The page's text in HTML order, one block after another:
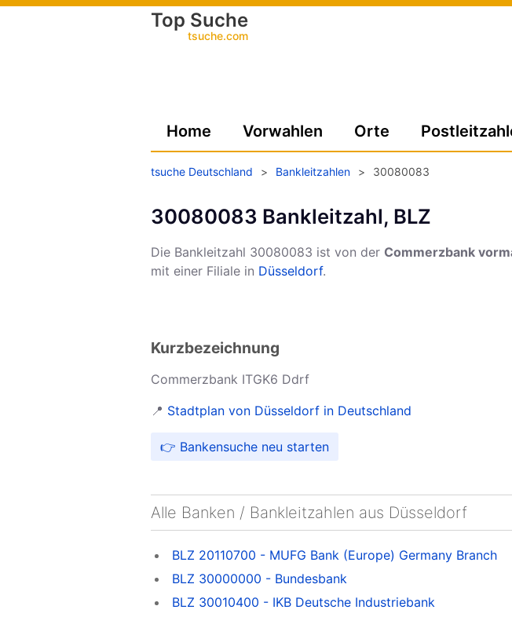
Top Suche
tsuche.com
Home Vorwahlen Orte
tsuche Deutschland > Bankleitzahlen > 30080083
30080083 Bankleitzahl, BLZ
Die Bankleitzahl 30080083 ist von der Commerzbank
mit einer Filiale in Düsseldorf.
Kurzbezeichnung
Commerzbank ITGK6 Ddrf
📍 Stadtplan von Düsseldorf in Deutschland
👉 Bankensuche neu starten
Alle Banken / Bankleitzahlen aus Düsseldorf
BLZ 20110700 - MUFG Bank (Europe) Germany Branch
BLZ 30000000 - Bundesbank
BLZ 30010400 - IKB Deutsche Industriebank